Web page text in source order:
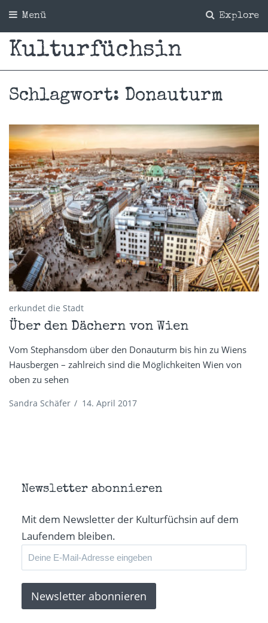
Explore
Menü
Kulturfüchsin
Schlagwort: Donauturm
erkundet die Stadt
Über den Dächern von Wien
Vom Stephansdom über den Donauturm bis hin zu Wiens
Hausbergen – zahlreich sind die Möglichkeiten Wien von
oben zu sehen
Sandra Schäfer / 14. April 2017
Newsletter abonnieren
Mit dem Newsletter der Kulturfüchsin auf dem
Laufendem bleiben.